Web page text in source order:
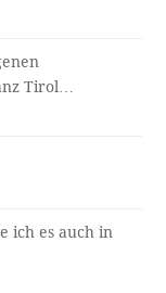
Tirol…
ich es auch in